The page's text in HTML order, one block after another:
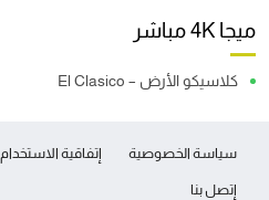
ميجا 4K مباشر
كلاسيكو الأرض – El Clasico
سياسة الخصوصية إتفاقية الاستخدام
إتصل بنا